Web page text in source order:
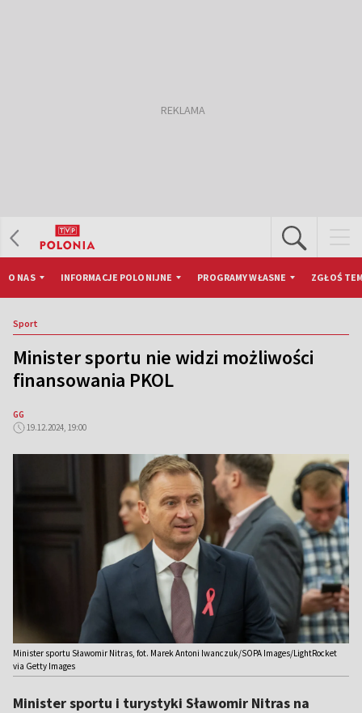
O NAS INFORMACJE POLONIJNE PROGRAMY WŁASNE ZGŁOŚ
Sport
Minister sportu nie widzi możliwości
finansowania PKOL
GG
19.12.2024, 19:00
Minister sportu Sławomir Nitras, fot. Marek Antoni Iwanczuk/SOPA Images/LightRocket
via Getty Images
Minister sportu i turystyki Sławomir Nitras na